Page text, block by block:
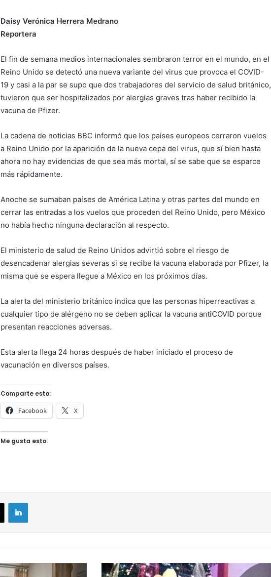
Daisy Verónica Herrera Medrano
Reportera
El fin de semana medios internacionales sembraron terror en el mundo, en el
Reino Unido se detectó una nueva variante del virus que provoca el COVID-
19 y casi a la par se supo que dos trabajadores del servicio de salud británico,
tuvieron que ser hospitalizados por alergias graves tras haber recibido la
vacuna de Pfizer.
La cadena de noticias BBC informó que los países europeos cerraron vuelos
a Reino Unido por la aparición de la nueva cepa del virus, que sí bien hasta
ahora no hay evidencias de que sea más mortal, sí se sabe que se esparce
más rápidamente.
Anoche se sumaban países de América Latina y otras partes del mundo en
cerrar las entradas a los vuelos que proceden del Reino Unido, pero México
no había hecho ninguna declaración al respecto.
El ministerio de salud de Reino Unidos advirtió sobre el riesgo de
desencadenar alergias severas si se recibe la vacuna elaborada por Pfizer, la
misma que se espera llegue a México en los próximos días.
La alerta del ministerio británico indica que las personas hiperreactivas a
cualquier tipo de alérgeno no se deben aplicar la vacuna antiCOVID porque
presentan reacciones adversas.
Esta alerta llega 24 horas después de haber iniciado el proceso de
vacunación en diversos países.
Comparte esto:
Facebook X
Me gusta esto: